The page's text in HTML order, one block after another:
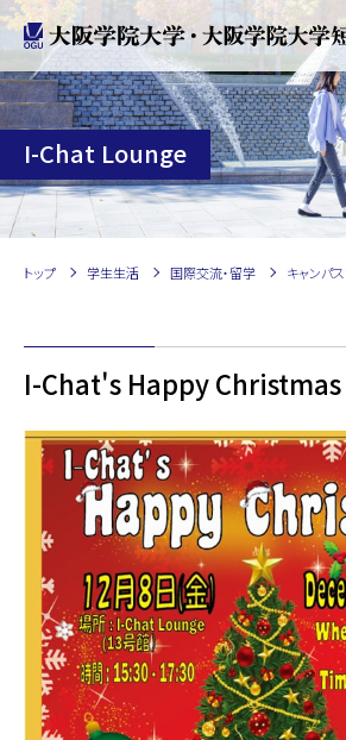
I-Chat Lounge
トップ 学生生活 国際交流・留学 キャンパ
I-Chat's Happy Christmas